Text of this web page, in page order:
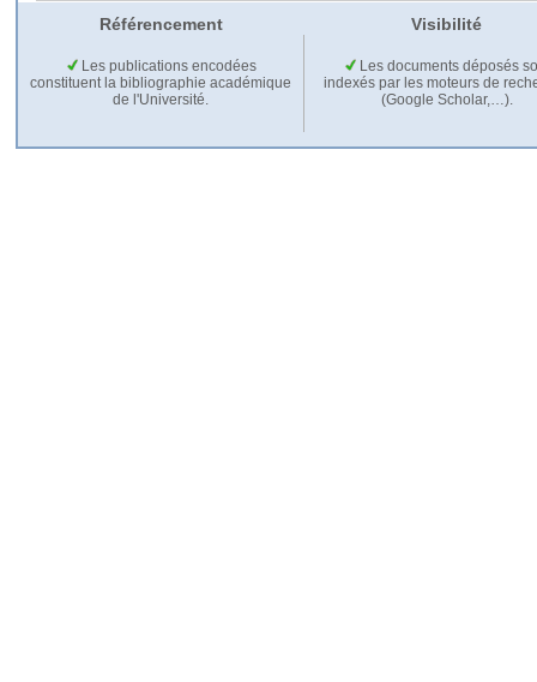
Référencement Visibilité
Les publications encodées
constituent la bibliographie académique
de l'Université.
Les documents déposés
indexés par les moteurs de
(Google Scholar,…).